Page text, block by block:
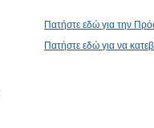
Πατήστε εδώ για την
Πατήστε εδώ για να